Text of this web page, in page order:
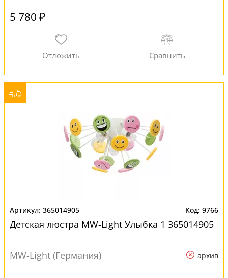
5 780 ₽
365014905 9766
Детская люстра MW-Light Улыбка 1 365014905
MW-Light (Германия) архив